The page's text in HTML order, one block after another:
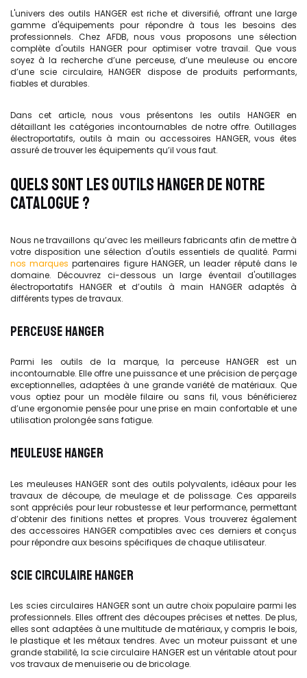
L'univers des outils HANGER est riche et diversifié, offrant une large
gamme d'équipements pour répondre à tous les besoins des
professionnels. Chez AFDB, nous vous proposons une sélection
complète d'outils HANGER pour optimiser votre travail. Que vous
soyez à la recherche d’une perceuse, d’une meuleuse ou encore
d’une scie circulaire, HANGER dispose de produits performants,
fiables et durables.
Dans cet article, nous vous présentons les outils HANGER en
détaillant les catégories incontournables de notre offre. Outillages
électroportatifs, outils à main ou accessoires HANGER, vous êtes
assuré de trouver les équipements qu’il vous faut.
QUELS SONT LES OUTILS HANGER DE NOTRE
CATALOGUE ?
Nous ne travaillons qu’avec les meilleurs fabricants afin de mettre à
votre disposition une sélection d'outils essentiels de qualité. Parmi
nos marques partenaires figure HANGER, un leader réputé dans le
domaine. Découvrez ci-dessous un large éventail d'outillages
électroportatifs HANGER et d’outils à main HANGER adaptés à
différents types de travaux.
PERCEUSE HANGER
Parmi les outils de la marque, la perceuse HANGER est un
incontournable. Elle offre une puissance et une précision de perçage
exceptionnelles, adaptées à une grande variété de matériaux. Que
vous optiez pour un modèle filaire ou sans fil, vous bénéficierez
d’une ergonomie pensée pour une prise en main confortable et une
utilisation prolongée sans fatigue.
MEULEUSE HANGER
Les meuleuses HANGER sont des outils polyvalents, idéaux pour les
travaux de découpe, de meulage et de polissage. Ces appareils
sont appréciés pour leur robustesse et leur performance, permettant
d’obtenir des finitions nettes et propres. Vous trouverez également
des accessoires HANGER compatibles avec ces derniers et conçus
pour répondre aux besoins spécifiques de chaque utilisateur.
SCIE CIRCULAIRE HANGER
Les scies circulaires HANGER sont un autre choix populaire parmi les
professionnels. Elles offrent des découpes précises et nettes. De plus,
elles sont adaptées à une multitude de matériaux, y compris le bois,
le plastique et les métaux tendres. Avec un moteur puissant et une
grande stabilité, la scie circulaire HANGER est un véritable atout pour
vos travaux de menuiserie ou de bricolage.